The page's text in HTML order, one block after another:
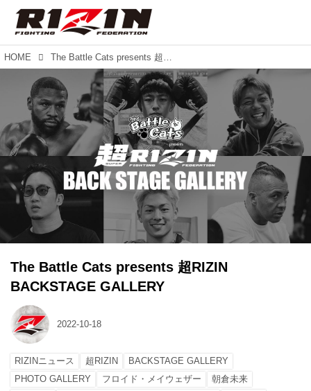
HOME The Battle Cats presents 超RIZIN BACKSTAGE GALLERY
The Battle Cats presents 超RIZIN
BACKSTAGE GALLERY
2022-10-18
RIZINニュース 超RIZIN
BACKSTAGE GALLERY
PHOTO GALLERY
フロイド・メイウェザー
朝倉未来